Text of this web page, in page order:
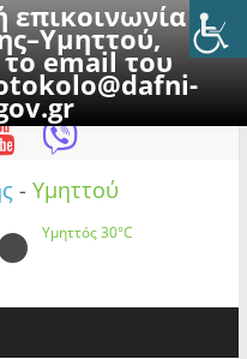
επικοινωνία με
το email του
2026
- Υμηττού
Υμηττός30°C